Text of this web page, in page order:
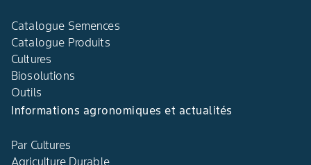
Catalogue Semences
Catalogue Produits
Cultures
Biosolutions
Outils
Informations agronomiques et actualités
Par Cultures
Agriculture Durable